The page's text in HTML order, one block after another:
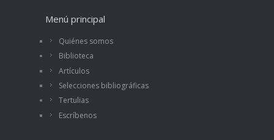
Menú principal
Quiénes somos
Biblioteca
Artículos
Selecciones bibliográficas
Tertulias
Escríbenos